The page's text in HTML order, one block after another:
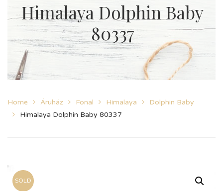
Himalaya Dolphin Baby
80337
Home Áruház Fonal Himalaya
Dolphin Baby
Himalaya Dolphin Baby 80337
SOLD